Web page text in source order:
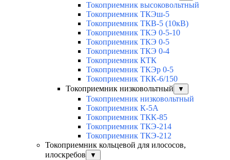
Токоприемник высоковольтный
Токоприемник ТКЭш-5
Токоприемник ТКВ-5 (10кВ)
Токоприемник ТКЭ 0-5-10
Токоприемник ТКЭ 0-5
Токоприемник ТКЭ 0-4
Токоприемник КТК
Токоприемник ТКЭр 0-5
Токоприемник ТКК-6/150
Токоприемник низковольтный
▼
Токоприемник низковольтный
Токоприемник К-5А
Токоприемник ТКК-85
Токоприемник ТКЭ-214
Токоприемник ТКЭ-212
Токоприемник кольцевой для илососов,
илоскребов
▼